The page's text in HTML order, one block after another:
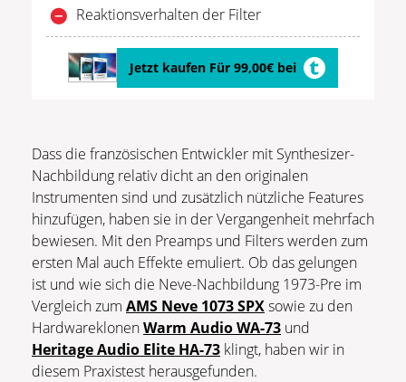
Reaktionsverhalten der Filter
Jetzt kaufen Für 99,00€ bei
Dass die französischen Entwickler mit Synthesizer-
Nachbildung relativ dicht an den originalen
Instrumenten sind und zusätzlich nützliche Features
hinzufügen, haben sie in der Vergangenheit mehrfach
bewiesen. Mit den Preamps und Filters werden zum
ersten Mal auch Effekte emuliert. Ob das gelungen
ist und wie sich die Neve-Nachbildung 1973-Pre im
Vergleich zum AMS Neve 1073 SPXsowie zu den
HardwareklonenWarm Audio WA-73 und
Heritage Audio Elite HA-73 klingt, haben wir in
diesem Praxistest herausgefunden.